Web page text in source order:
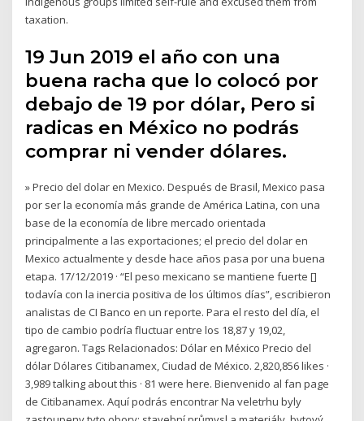
taxation.
19 Jun 2019 el año con una
buena racha que lo colocó por
debajo de 19 por dólar, Pero si
radicas en México no podrás
comprar ni vender dólares.
» Precio del dolar en Mexico. Después de Brasil, Mexico pasa
por ser la economía más grande de América Latina, con una
base de la economía de libre mercado orientada
principalmente a las exportaciones; el precio del dolar en
Mexico actualmente y desde hace años pasa por una buena
etapa. 17/12/2019 · “El peso mexicano se mantiene fuerte []
todavía con la inercia positiva de los últimos días”, escribieron
analistas de CI Banco en un reporte. Para el resto del día, el
tipo de cambio podría fluctuar entre los 18,87 y 19,02,
agregaron. Tags Relacionados: Dólar en México Precio del
dólar Dólares Citibanamex, Ciudad de México. 2,820,856 likes ·
3,989 talking about this · 81 were here. Bienvenido al fan page
de Citibanamex. Aquí podrás encontrar Na veletrhu byly